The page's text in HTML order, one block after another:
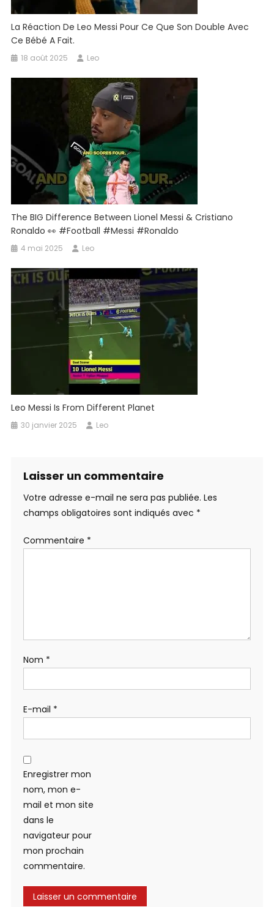
La Réaction De Leo Messi Pour Ce Que Son Double Avec
Ce Bébé A Fait.
18 août 2025 Leo
The BIG Difference Between Lionel Messi & Cristiano
Ronaldo 👀 #football #messi #ronaldo
4 mai 2025 Leo
Leo Messi Is From Different Planet
30 janvier 2025 Leo
Laisser un commentaire
Votre adresse e-mail ne sera pas publiée. Les
champs obligatoires sont indiqués avec *
Commentaire *
Nom *
E-mail *
Enregistrer mon
nom, mon e-
mail et mon site
dans le
navigateur pour
mon prochain
commentaire.